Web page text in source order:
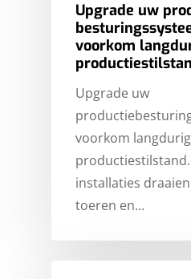
Upgrade uw
voorkom
Upgrade uw
voorkom
installaties
toeren en…